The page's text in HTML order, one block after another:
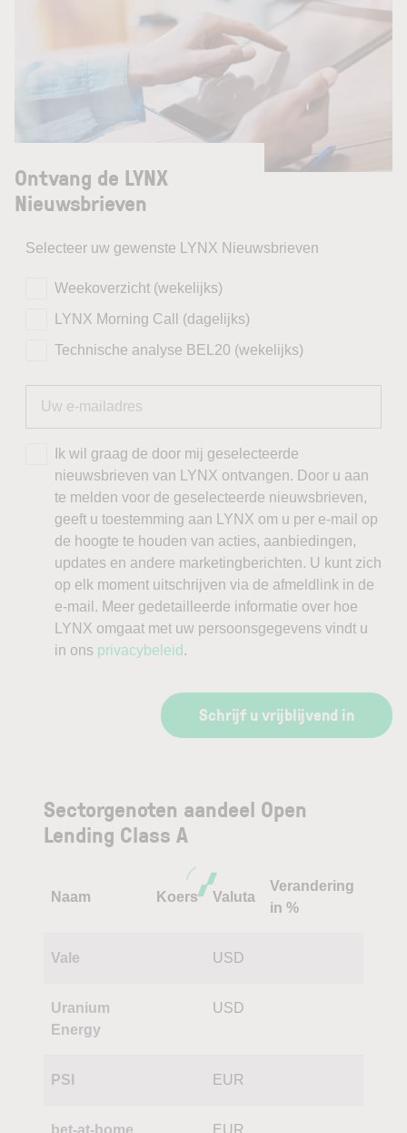
Ontvang de LYNX
Nieuwsbrieven
Selecteer uw gewenste LYNX Nieuwsbrieven
Weekoverzicht (wekelijks)
LYNX Morning Call (dagelijks)
Technische analyse BEL20 (wekelijks)
Ik wil graag de door mij geselecteerde
nieuwsbrieven van LYNX ontvangen. Door u aan
te melden voor de geselecteerde nieuwsbrieven,
geeft u toestemming aan LYNX om u per e-mail op
de hoogte te houden van acties, aanbiedingen,
updates en andere marketingberichten. U kunt zich
op elk moment uitschrijven via de afmeldlink in de
e-mail. Meer gedetailleerde informatie over hoe
LYNX omgaat met uw persoonsgegevens vindt u
in ons privacybeleid .
Schrijf u vrijblijvend in
Sectorgenoten aandeel Open
Lending Class A
Naam Koers Valuta
Verandering
in %
Vale USD
Uranium
Energy
USD
PSI EUR
bet-at-home EUR